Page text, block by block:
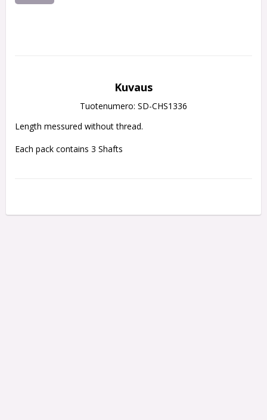
Kuvaus
Tuotenumero: SD-CHS1336
Length messured without thread.
Each pack contains 3 Shafts